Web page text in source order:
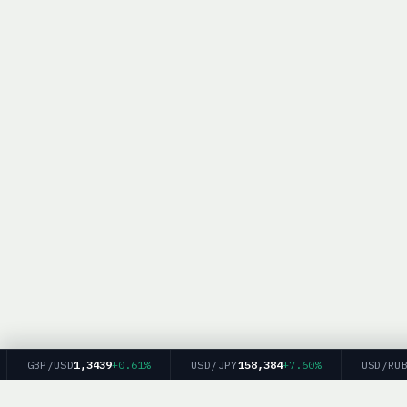
GBP/USD 1,3439+0.61% USD/JPY 158,384+7.60% USD/RUB